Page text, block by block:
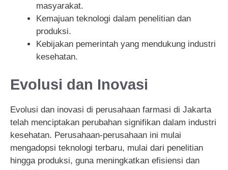
masyarakat.
Kemajuan teknologi dalam penelitian dan
produksi.
Kebijakan pemerintah yang mendukung industri
kesehatan.
Evolusi dan Inovasi
Evolusi dan inovasi di perusahaan farmasi di Jakarta
telah menciptakan perubahan signifikan dalam industri
kesehatan. Perusahaan-perusahaan ini mulai
mengadopsi teknologi terbaru, mulai dari penelitian
hingga produksi, guna meningkatkan efisiensi dan